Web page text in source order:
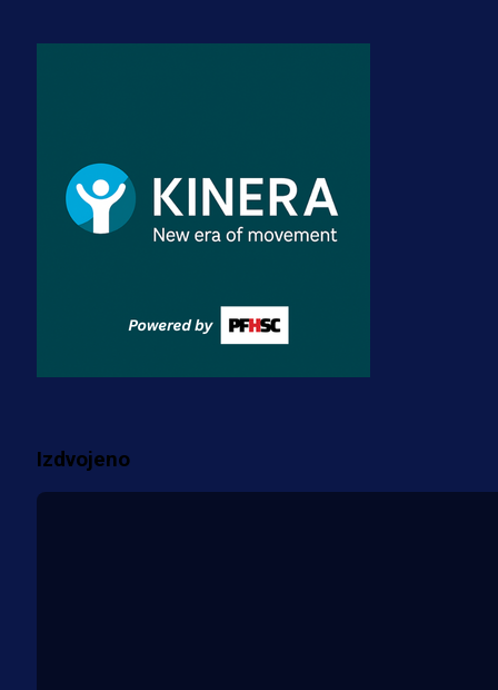
dres BiH!
3 sedmica 3 dan
Premijer liga BiH
za pranje novca, pretresaju
prostorije FK Borac!
Izdvojeno